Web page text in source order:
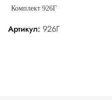
Комплект 926Г
Артикул: 926Г